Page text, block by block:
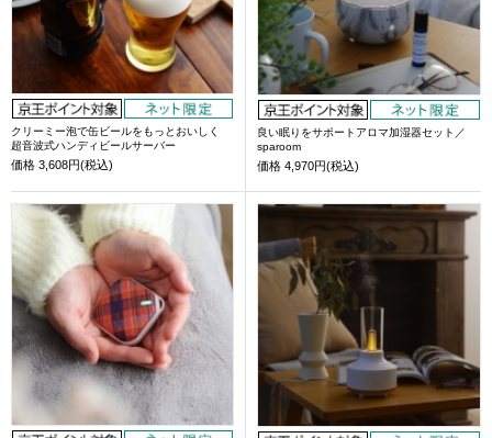
クリーミー泡で缶ビールをもっとおいしく
超音波式ハンディビールサーバー
価格 3,608円(税込)
良い眠りをサポートアロマ加湿器セット／
sparoom
価格 4,970円(税込)